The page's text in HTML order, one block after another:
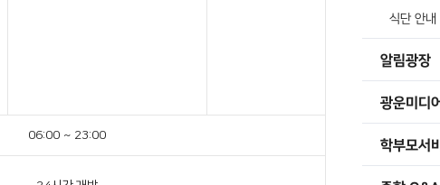
06:00 ~ 23:00
식단 안내
알림광장
광운미디어
학부모서